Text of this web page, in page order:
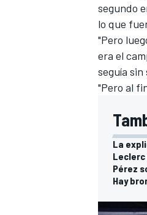
segundo
lo que
"Pero
era el
seguía sin
"Pero al
La
Leclerc
Pérez
Hay